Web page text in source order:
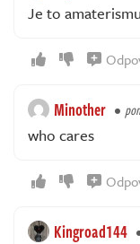
Je to
Minother
who cares
Kingroad144